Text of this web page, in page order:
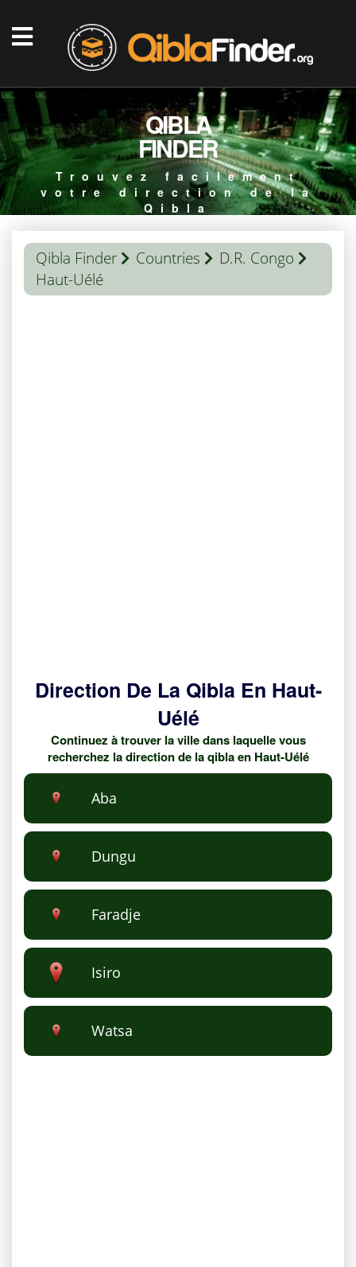
QIBLA
FINDER
Trouvez facilement
votre direction de la
Qibla
Qibla Finder Countries
D.R. Congo
Haut-Uélé
Direction De La Qibla En Haut-
Uélé
Continuez à trouver la ville dans laquelle vous
recherchez la direction de la qibla en Haut-Uélé
Aba
Dungu
Faradje
Isiro
Watsa